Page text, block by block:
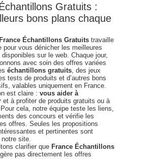
Gratuits :
bons plans chaque
Échantillons Gratuits travaille
pour vous dénicher les meilleures
sur le web. Chaque jour,
avec soin des offres variées
échantillons gratuits , des jeux
tests de produits et d’autres bons
valables uniquement en France.
est claire : vous aider à
et à profiter de produits gratuits ou à
cela, notre équipe teste les liens,
des concours et vérifie les
offres. Seules les propositions
et pertinentes sont
site.
clarifier que France Échantillons
pas directement les offres